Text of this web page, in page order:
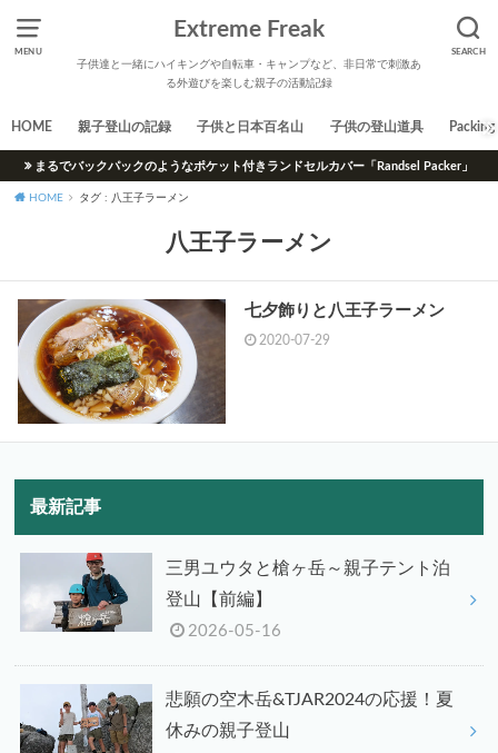
MENU SEARCH
Extreme Freak
子供達と一緒にハイキングや自転車・キャンプなど、非日常で刺激あ
る外遊びを楽しむ親子の活動記録
HOME 親子登山の記録 子供と日本百名山 子供の登山道具 Packing
まるでバックパックのようなポケット付きランドセルカバー「Randsel Packer」
HOME タグ : 八王子ラーメン
八王子ラーメン
七夕飾りと八王子ラーメン
2020-07-29
最新記事
三男ユウタと槍ヶ岳～親子テント泊
登山【前編】
2026-05-16
悲願の空木岳&TJAR2024の応援！夏
休みの親子登山